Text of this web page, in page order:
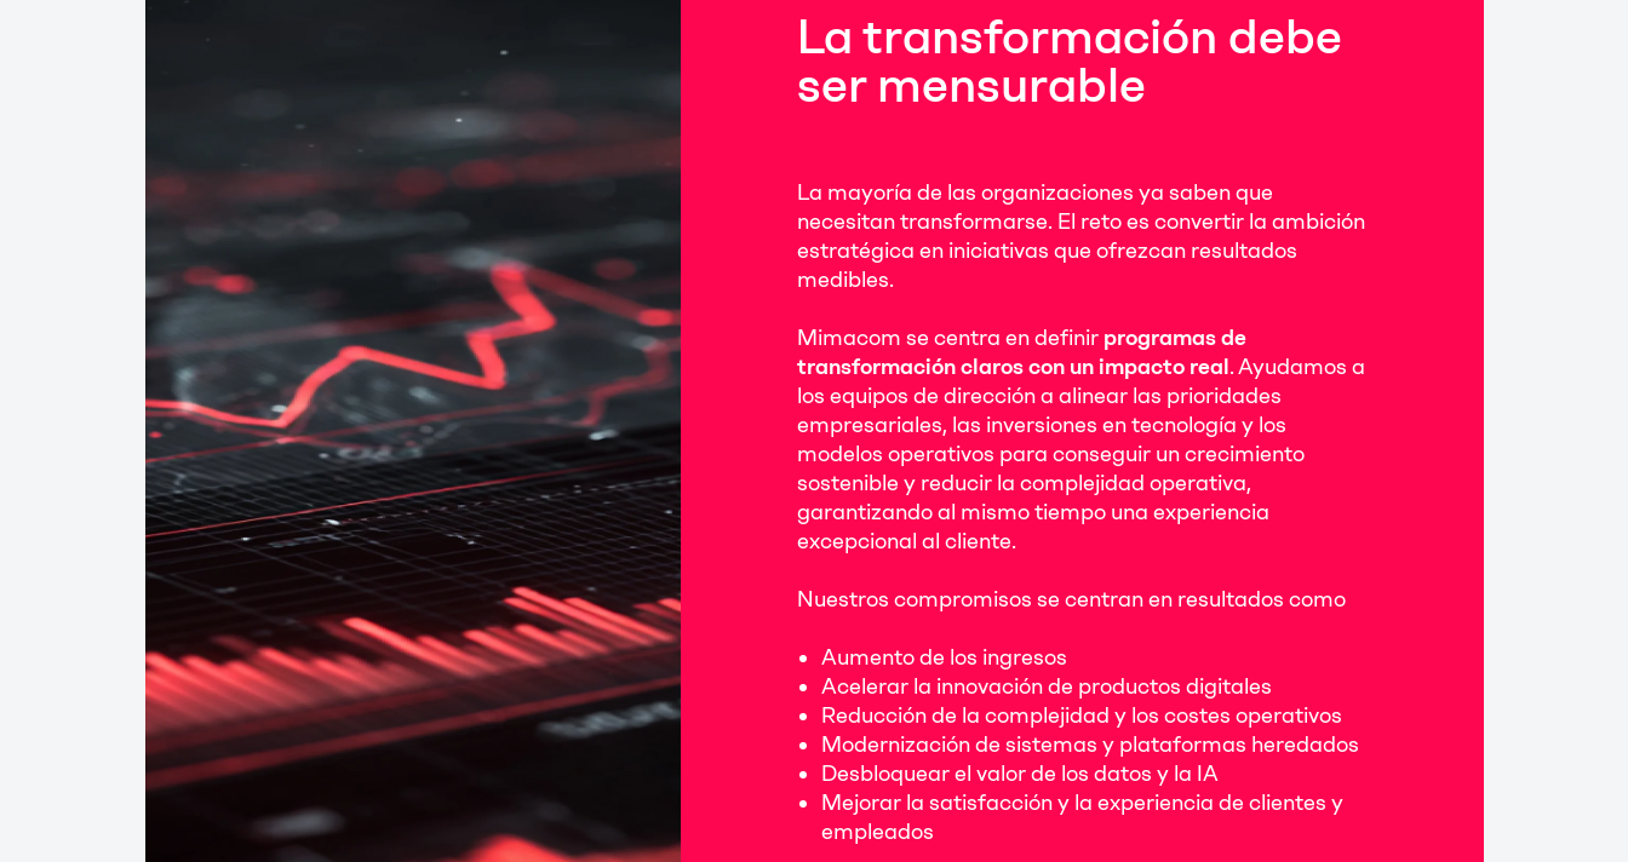
La transformación debe
ser mensurable
La mayoría de las organizaciones ya saben que
necesitan transformarse. El reto es convertir la ambición
estratégica en iniciativas que ofrezcan resultados
medibles.
Mimacom se centra en definir programas de
transformación claros con un impacto real. Ayudamos a
los equipos de dirección a alinear las prioridades
empresariales, las inversiones en tecnología y los
modelos operativos para conseguir un crecimiento
sostenible y reducir la complejidad operativa,
garantizando al mismo tiempo una experiencia
excepcional al cliente.
Nuestros compromisos se centran en resultados como
Aumento de los ingresos
Acelerar la innovación de productos digitales
Reducción de la complejidad y los costes operativos
Modernización de sistemas y plataformas heredados
Desbloquear el valor de los datos y la IA
Mejorar la satisfacción y la experiencia de clientes y
empleados